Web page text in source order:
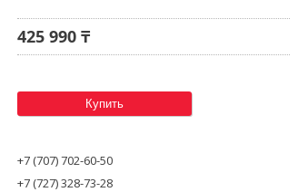
425 990 ₸
Купить
+7 (707) 702-60-50
+7 (727) 328-73-28